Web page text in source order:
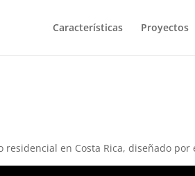
Características Proyectos
en Costa Rica, diseñado